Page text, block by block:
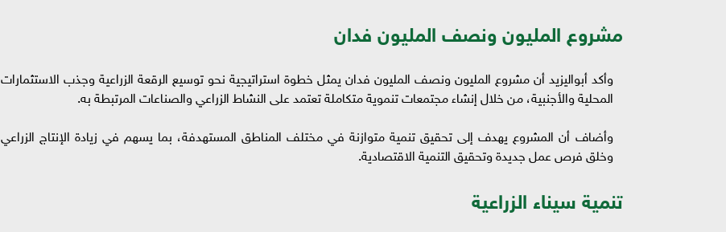
مشروع المليون ونصف المليون فدان
وأكد أبواليزيد أن مشروع المليون ونصف المليون فدان يمثل خطوة استراتيجية نحو توسيع الرقعة الزراعية وجذب الاستثمارات
المحلية والأجنبية، من خلال إنشاء مجتمعات تنموية متكاملة تعتمد على النشاط الزراعي والصناعات المرتبطة به.
وأضاف أن المشروع يهدف إلى تحقيق تنمية متوازنة في مختلف المناطق المستهدفة، بما يسهم في زيادة الإنتاج الزراعي
وخلق فرص عمل جديدة وتحقيق التنمية الاقتصادية.
تنمية سيناء الزراعية